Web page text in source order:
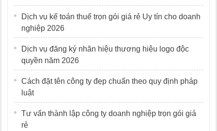
Dịch vụ kế toán thuế trọn gói giá rẻ Uy tín cho doanh
nghiệp 2026
Dịch vụ đăng ký nhãn hiệu thương hiệu logo độc
quyền năm 2026
Cách đặt tên công ty đẹp chuẩn theo quy định pháp
luật
Tư vấn thành lập công ty doanh nghiệp trọn gói giá
rẻ